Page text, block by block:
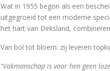
Wat in 1955 begon als een
uitgegroeid tot een moderne
het hart van Dirksland,
Van bol tot bloem: zij leveren
"Vakmanschap is voor hen geen